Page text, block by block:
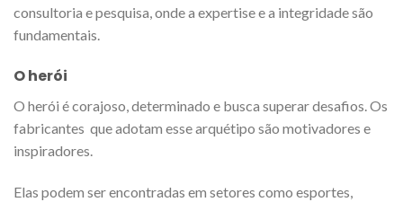
consultoria e pesquisa, onde a expertise e a integridade são
fundamentais.
O herói
O herói é corajoso, determinado e busca superar desafios. Os
fabricantes que adotam esse arquétipo são motivadores e
inspiradores.
Elas podem ser encontradas em setores como esportes,